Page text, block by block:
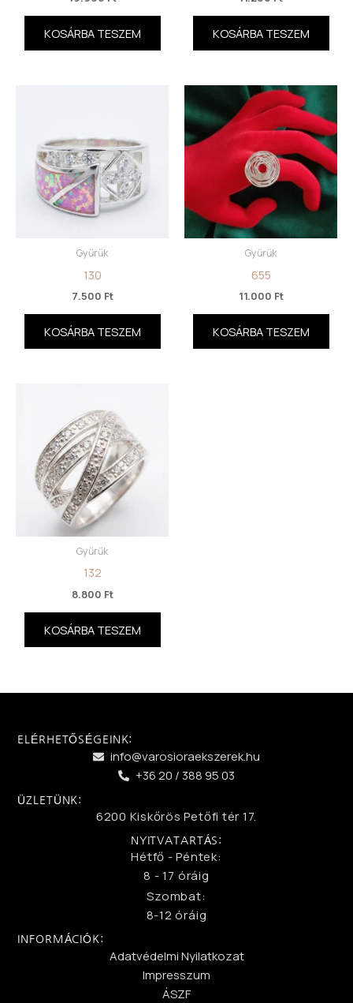
KOSÁRBA TESZEM KOSÁRBA TESZEM
Gyűrűk
130
7.500 Ft
KOSÁRBA TESZEM
Gyűrűk
655
11.000 Ft
KOSÁRBA TESZEM
Gyűrűk
132
8.800 Ft
KOSÁRBA TESZEM
ELÉRHETŐSÉGEINK:
info@varosioraekszerek.hu
+36 20 / 388 95 03
ÜZLETÜNK:
6200 Kiskőrös Petőfi tér 17.
NYITVATARTÁS:
Hétfő - Péntek:
8 - 17 óráig
Szombat:
8-12 óráig
INFORMÁCIÓK:
Adatvédelmi Nyilatkozat
Impresszum
ÁSZF